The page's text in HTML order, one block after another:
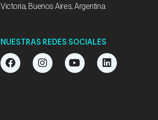
Victoria, Buenos Aires, Argentina.
NUESTRAS REDES SOCIALES
F
a
I
n
Y
o
L
i